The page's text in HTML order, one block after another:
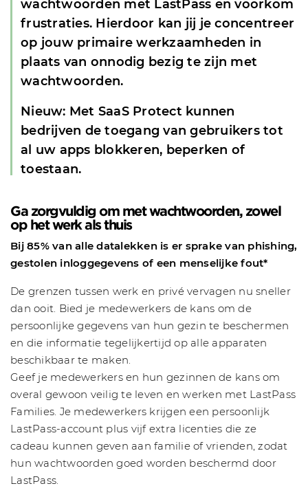
wachtwoorden met LastPass en voorkom
frustraties. Hierdoor kan jij je concentreer
op jouw primaire werkzaamheden in
plaats van onnodig bezig te zijn met
wachtwoorden.
Nieuw: Met SaaS Protect kunnen
bedrijven de toegang van gebruikers tot
al uw apps blokkeren, beperken of
toestaan.
Ga zorgvuldig om met wachtwoorden, zowel
op het werk als thuis
Bij 85% van alle datalekken is er sprake van phishing,
gestolen inloggegevens of een menselijke fout*
De grenzen tussen werk en privé vervagen nu sneller
dan ooit. Bied je medewerkers de kans om de
persoonlijke gegevens van hun gezin te beschermen
en die informatie tegelijkertijd op alle apparaten
beschikbaar te maken.
Geef je medewerkers en hun gezinnen de kans om
overal gewoon veilig te leven en werken met LastPass
Families. Je medewerkers krijgen een persoonlijk
LastPass-account plus vijf extra licenties die ze
cadeau kunnen geven aan familie of vrienden, zodat
hun wachtwoorden goed worden beschermd door
LastPass.